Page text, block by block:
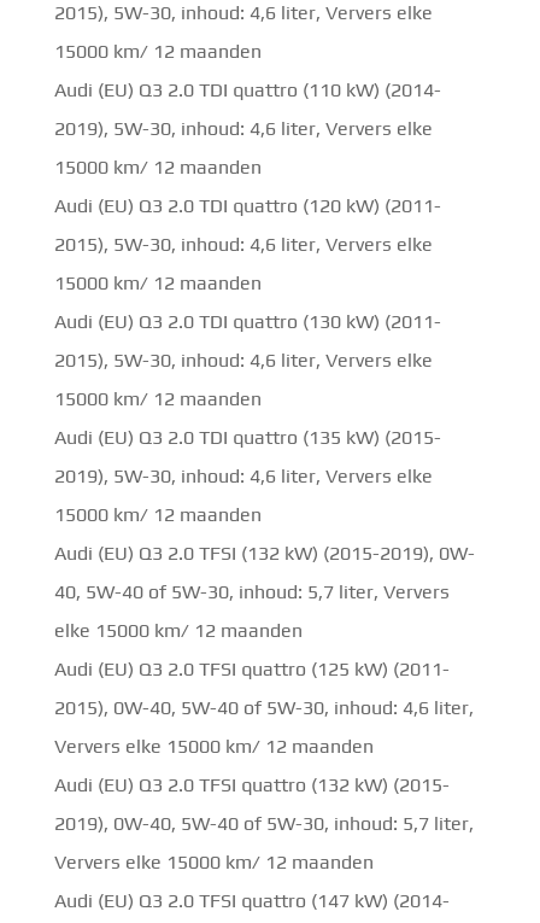
2015), 5W-30, inhoud: 4,6 liter, Ververs elke
15000 km/ 12 maanden
Audi (EU) Q3 2.0 TDI quattro (110 kW) (2014-
2019), 5W-30, inhoud: 4,6 liter, Ververs elke
15000 km/ 12 maanden
Audi (EU) Q3 2.0 TDI quattro (120 kW) (2011-
2015), 5W-30, inhoud: 4,6 liter, Ververs elke
15000 km/ 12 maanden
Audi (EU) Q3 2.0 TDI quattro (130 kW) (2011-
2015), 5W-30, inhoud: 4,6 liter, Ververs elke
15000 km/ 12 maanden
Audi (EU) Q3 2.0 TDI quattro (135 kW) (2015-
2019), 5W-30, inhoud: 4,6 liter, Ververs elke
15000 km/ 12 maanden
Audi (EU) Q3 2.0 TFSI (132 kW) (2015-2019), 0W-
40, 5W-40 of 5W-30, inhoud: 5,7 liter, Ververs
elke 15000 km/ 12 maanden
Audi (EU) Q3 2.0 TFSI quattro (125 kW) (2011-
2015), 0W-40, 5W-40 of 5W-30, inhoud: 4,6 liter,
Ververs elke 15000 km/ 12 maanden
Audi (EU) Q3 2.0 TFSI quattro (132 kW) (2015-
2019), 0W-40, 5W-40 of 5W-30, inhoud: 5,7 liter,
Ververs elke 15000 km/ 12 maanden
Audi (EU) Q3 2.0 TFSI quattro (147 kW) (2014-